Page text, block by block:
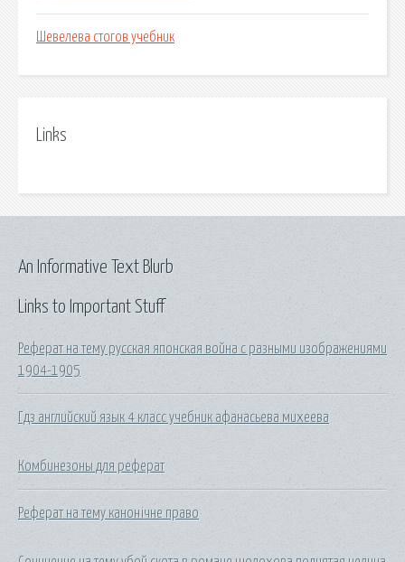
Шевелева стогов учебник
Links
Links to Important Stuff
Реферат на тему русская японская война с разными изображениями
1904-1905
Гдз английский язык 4 класс учебник афанасьева михеева
Комбинезоны для реферат
Реферат на тему канонічне право
An Informative Text Blurb